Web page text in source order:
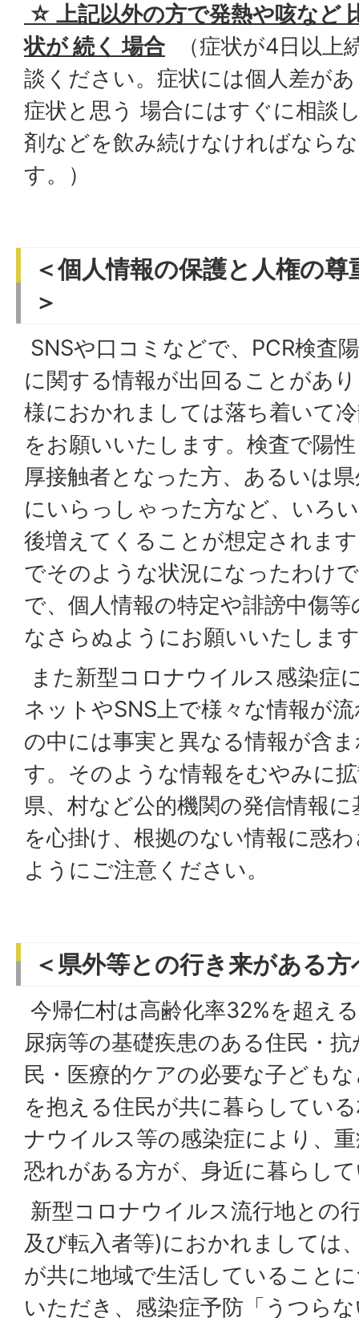
☆ 上記以外の方で発熱や咳など
状が 続く 場合（症状が4日以上
談ください。症状には個人差が
症状と思う 場合にはすぐに相談
剤などを飲み続けなければなら
す。）
＜個人情報の保護と人権の
＞
SNSや口コミなどで、PCR検査
に関する情報が出回ることがあ
様におかれましては落ち着いて
をお願いいたします。検査で陽
厚接触者となった方、あるいは
にいらっしゃった方など、いろ
後増えてくることが想定されま
でそのような状況になったわけ
で、個人情報の特定や誹謗中傷
なさらぬようにお願いいたしま
また新型コロナウイルス感染症
ネットやSNS上で様々な情報が
の中には事実と異なる情報が含
す。そのような情報をむやみに
県、村など公的機関の発信情報
を心掛け、根拠のない情報に惑
ようにご注意ください。
＜県外等との行き来がある方
今帰仁村は高齢化率32%を超え
尿病等の基礎疾患のある住民・
民・医療的ケアの必要な子ども
を抱える住民が共に暮らしてい
ナウイルス等の感染症により、
恐れがある方が、身近に暮らし
新型コロナウイルス流行地との
及び転入者等)におかれましては
が共に地域で生活していること
いただき、感染症予防「うつら